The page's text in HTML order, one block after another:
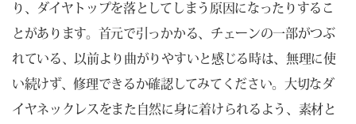
り、ダイヤトップを落としてしまう原因になったりするこ
とがあります。首元で引っかかる、チェーンの一部がつぶ
れている、以前より曲がりやすいと感じる時は、無理に使
い続けず、修理できるか確認してみてください。大切なダ
イヤネックレスをまた自然に身に着けられるよう、素材と